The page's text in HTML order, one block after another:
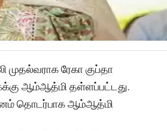
முதல்வராக ரேகா குப்தா
ஆம்ஆத்மி தள்ளப்பட்டது.
தொடர்பாக ஆம்ஆத்மி